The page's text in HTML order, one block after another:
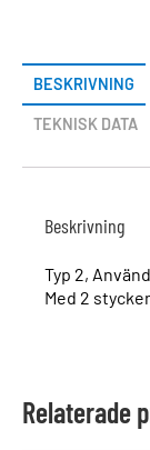
BESKRIVNING
TEKNISK DATA
Beskrivning
Typ 2,
Med 2
Relaterade